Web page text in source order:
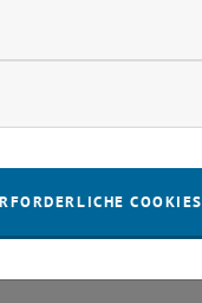
COOKIES